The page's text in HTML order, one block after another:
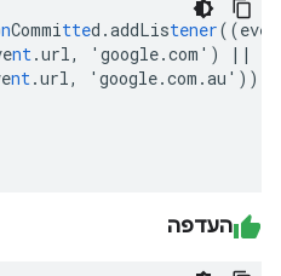
nCommitted.addListener((eve
nt.url, 'google.com')
||
nt.url, 'google.com.au'))
העדפה